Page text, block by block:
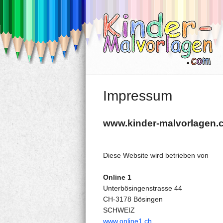
Impressum
www.kinder-
Diese Website wird betrieben von
Online 1
Unterbösingenstrasse 44
CH-3178 Bösingen
SCHWEIZ
www.online1.ch